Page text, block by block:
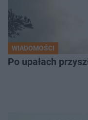
WIADOMOŚCI
Po upałach